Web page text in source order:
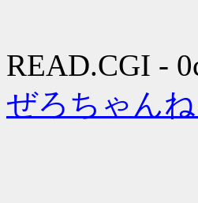
READ.CGI -
ぜろちゃん